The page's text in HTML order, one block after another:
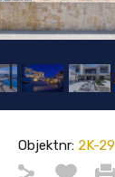
Objektnr:2K-29